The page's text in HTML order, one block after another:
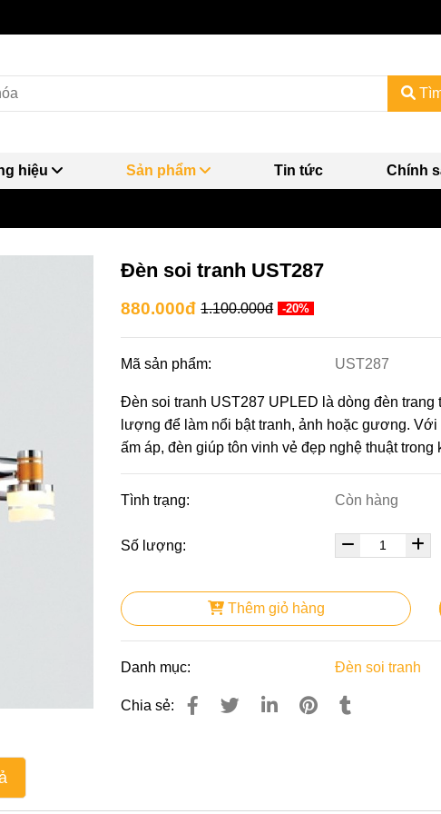
hiệu Sản phẩm Tin tức Chính
Đèn soi tranh UST287
880.000đ 1.100.000đ -20%
Mã sản phẩm: UST287
Đèn soi tranh UST287 UPLED là dòng đèn
lượng để làm nổi bật tranh, ảnh hoặc gương.
ấm áp, đèn giúp tôn vinh vẻ đẹp nghệ thuật trong
Tình trạng: Còn hàng
Số lượng:
Thêm giỏ hàng
Danh mục: Đèn soi tranh
Chia sẻ: